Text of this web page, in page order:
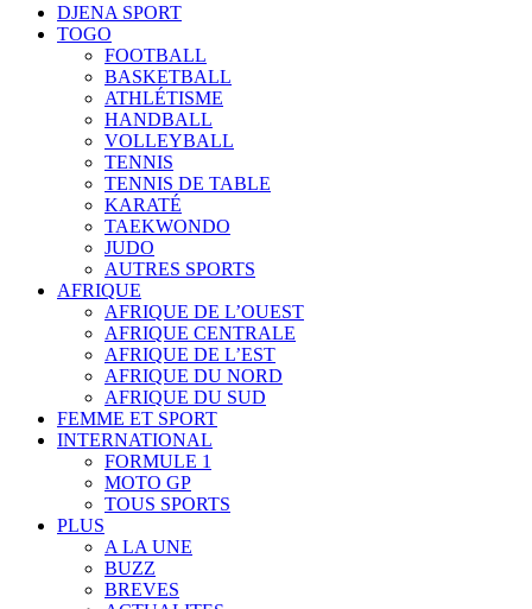
DJENA SPORT
TOGO
FOOTBALL
BASKETBALL
ATHLÉTISME
HANDBALL
VOLLEYBALL
TENNIS
TENNIS DE TABLE
KARATÉ
TAEKWONDO
JUDO
AUTRES SPORTS
AFRIQUE
AFRIQUE DE L’OUEST
AFRIQUE CENTRALE
AFRIQUE DE L’EST
AFRIQUE DU NORD
AFRIQUE DU SUD
FEMME ET SPORT
INTERNATIONAL
FORMULE 1
MOTO GP
TOUS SPORTS
PLUS
A LA UNE
BUZZ
BREVES